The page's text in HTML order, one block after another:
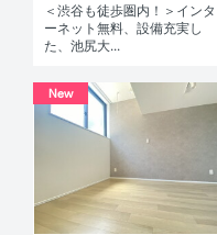
＜渋谷も徒歩圏内！＞インタ
ーネット無料、設備充実し
た、池尻大...
New